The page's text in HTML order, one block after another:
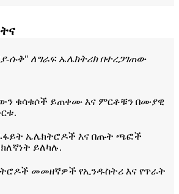
ሱቅ" ለግራፍ ኤሌክትሪክ በተረጋገጠው
ቁሳቁሶች ይጠቀሙ እና ምርቶቹን በሙያዊ
ኤሌክትሮዶች እና በጡት ጫፎች
ይለካሉ.
መመዘኛዎች የኢንዱስትሪ እና የጥራት